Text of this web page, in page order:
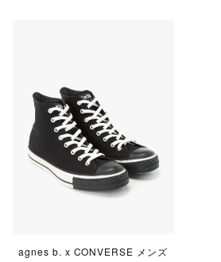
agnes b. x CONVERSE メンズ